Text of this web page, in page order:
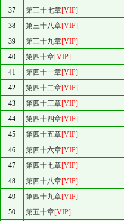
37
第三十七章[VIP]
38
第三十八章[VIP]
39
第三十九章[VIP]
40
第四十章[VIP]
41
第四十一章[VIP]
42
第四十二章[VIP]
43
第四十三章[VIP]
44
第四十四章[VIP]
45
第四十五章[VIP]
46
第四十六章[VIP]
47
第四十七章[VIP]
48
第四十八章[VIP]
49
第四十九章[VIP]
50
第五十章[VIP]